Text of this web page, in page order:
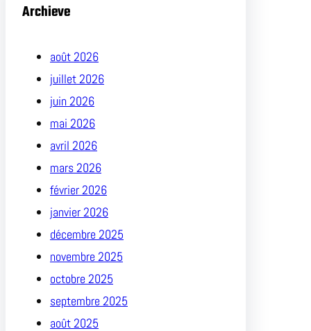
Archieve
août 2026
juillet 2026
juin 2026
mai 2026
avril 2026
mars 2026
février 2026
janvier 2026
décembre 2025
novembre 2025
octobre 2025
septembre 2025
août 2025